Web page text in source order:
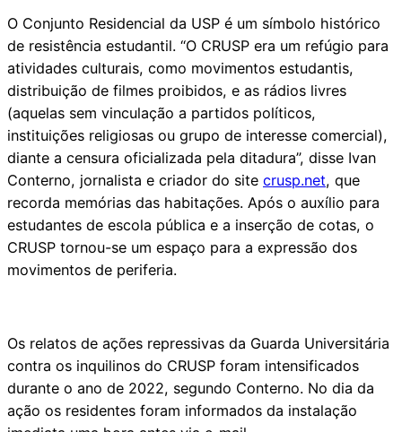
O Conjunto Residencial da USP é um símbolo histórico
de resistência estudantil. “O CRUSP era um refúgio para
atividades culturais, como movimentos estudantis,
distribuição de filmes proibidos, e as rádios livres
(aquelas sem vinculação a partidos políticos,
instituições religiosas ou grupo de interesse comercial),
diante a censura oficializada pela ditadura”, disse Ivan
Conterno, jornalista e criador do site crusp.net, que
recorda memórias das habitações. Após o auxílio para
estudantes de escola pública e a inserção de cotas, o
CRUSP tornou-se um espaço para a expressão dos
movimentos de periferia.
Os relatos de ações repressivas da Guarda Universitária
contra os inquilinos do CRUSP foram intensificados
durante o ano de 2022, segundo Conterno. No dia da
ação os residentes foram informados da instalação